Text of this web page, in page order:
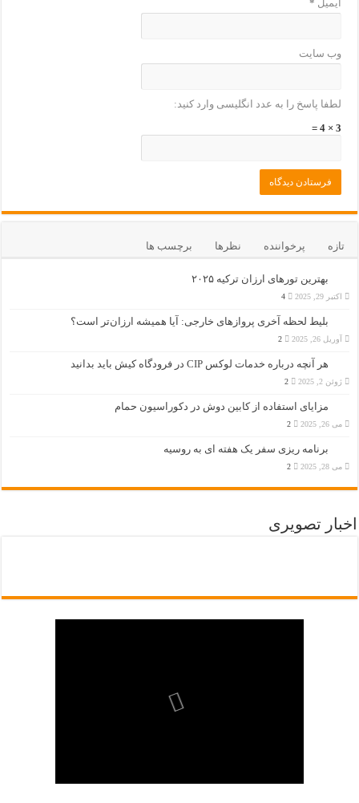
ایمیل *
وب‌ سایت
لطفا پاسخ را به عدد انگلیسی وارد کنید:
3 × 4 =
تازه پرخواننده نظرها برچسب ها
بهترین تورهای ارزان ترکیه ۲۰۲۵
اکتبر 29, 2025 4
بلیط لحظه آخری پروازهای خارجی: آیا همیشه ارزان‌تر است؟
آوریل 26, 2025 2
هر آنچه درباره خدمات لوکس CIP در فرودگاه‌ کیش باید بدانید
ژوئن 2, 2025 2
مزایای استفاده از کابین دوش در دکوراسیون حمام
می 26, 2025 2
برنامه ریزی سفر یک هفته ای به روسیه
می 28, 2025 2
اخبار تصویری